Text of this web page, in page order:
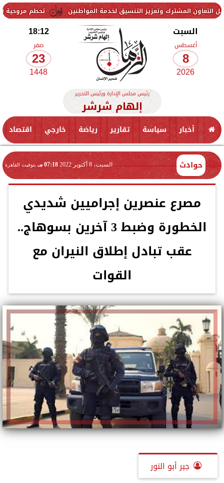
تحطم مروحية أثناء مكافحة وتعزيز التنسيق لخدمة المواطنين
السبت
أغسطس
8
2026
18:12
صفر
23
1448
رئيس مجلس الإدارة ورئيس التحرير
إلهام شرشر
أخبار سياسة تقارير رياضة خارجي اقتصاد
حوادث السبت، 8 أكتوبر 2022 07:18 مـ بتوقيت القاهرة
مصرع عنصرين إجراميين شديدي
الخطورة وضبط 3 آخرين بسوهاج..
عقب تبادل إطلاق النيران مع
القوات
جبر أبو النور